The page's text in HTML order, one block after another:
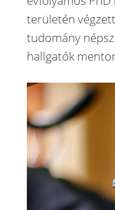
területén
tudomány
hallgatók